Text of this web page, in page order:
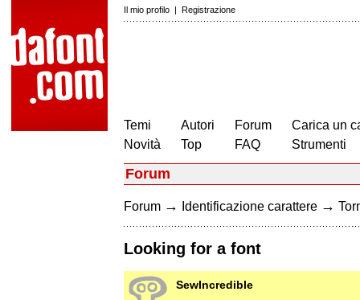
Il mio profilo | Registrazione
Temi
Novità
Autori
Top
Forum
FAQ
Carica un
Strumenti
Forum
Forum → Identificazione carattere →
Looking for a font
SewIncredible